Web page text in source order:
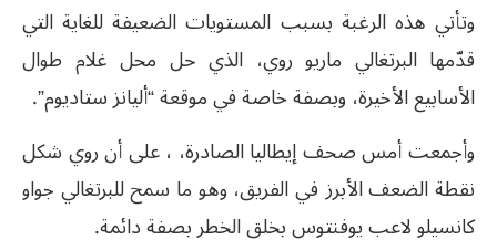
وتأتي هذه الرغبة بسبب المستويات الضعيفة للغاية التي
قدّمها البرتغالي ماريو روي، الذي حل محل غلام طوال
الأسابيع الأخيرة، وبصفة خاصة في موقعة “أليانز ستاديوم”.
وأجمعت أمس صحف إيطاليا الصادرة، ، على أن روي شكل
نقطة الضعف الأبرز في الفريق، وهو ما سمح للبرتغالي جواو
كانسيلو لاعب يوفنتوس بخلق الخطر بصفة دائمة.